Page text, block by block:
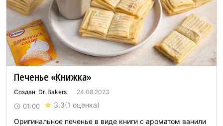
Печенье «Книжка»
Создан Dr. Bakers 24.08.2023
01:00 3.3(1 оценка)
Оригинальное печенье в виде книги с ароматом ванили